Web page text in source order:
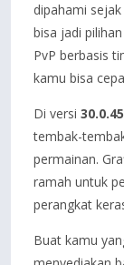
dipahami
bisa jadi
PvP berbasis
kamu bisa
Di versi
tembak-
permainan.
ramah untuk
perangkat
Buat kamu